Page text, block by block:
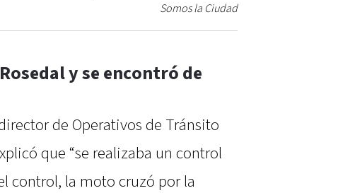
Somos la Ciudad
y se encontró de
de Operativos de Tránsito
que “se realizaba un control
control, la moto cruzó por la